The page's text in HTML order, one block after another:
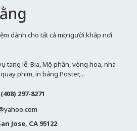
dành cho tất cả mọi người khắp nơi
tang lễ: Bia, Mộ phần, vòng hoa, nhà
phim, in bảng Poster,...
(408) 297-8271
Jose, CA 95122